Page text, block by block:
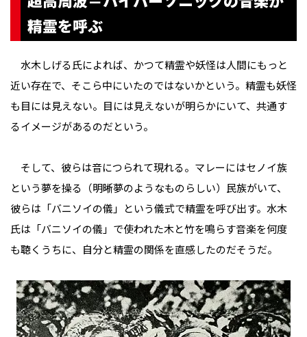
精霊を呼ぶ
水木しげる氏によれば、かつて精霊や妖怪は人間にもっと
近い存在で、そこら中にいたのではないかという。精霊も妖怪
も目には見えない。目には見えないが明らかにいて、共通す
るイメージがあるのだという。
そして、彼らは音につられて現れる。マレーにはセノイ族
という夢を操る（明晰夢のようなものらしい）民族がいて、
彼らは「バニソイの儀」という儀式で精霊を呼び出す。水木
氏は「バニソイの儀」で使われた木と竹を鳴らす音楽を何度
も聴くうちに、自分と精霊の関係を直感したのだそうだ。